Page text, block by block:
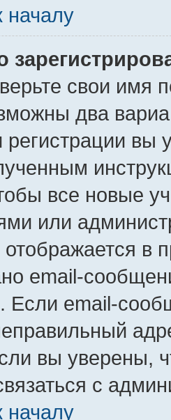
началу
свои имя
два
регистрации вы
все новые
или
в
email-
Если email-
вы уверены,
с
началу